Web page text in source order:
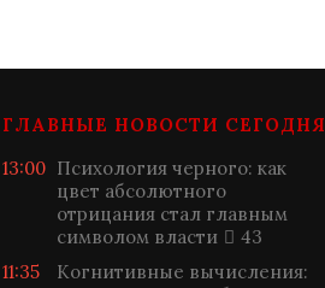
ГЛАВНЫЕ НОВОСТИ СЕГОДНЯ
13:00 Психология черного: как
цвет абсолютного
отрицания стал главным
символом власти
43
11:35
Когнитивные вычисления: